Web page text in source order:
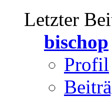
Letzter
bischop
Profil